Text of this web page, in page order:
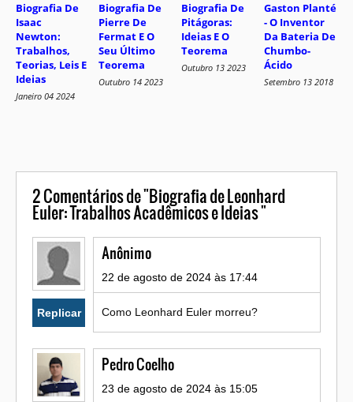
Biografia De
Isaac
Newton:
Trabalhos,
Teorias, Leis E
Ideias
Janeiro 04 2024
Biografia De
Pierre De
Fermat E O
Seu Último
Teorema
Outubro 14 2023
Biografia De
Pitágoras:
Ideias E O
Teorema
Outubro 13 2023
Gaston Planté
- O Inventor
Da Bateria De
Chumbo-
Ácido
Setembro 13 2018
2Comentários de "Biografia de Leonhard
Euler: Trabalhos Acadêmicos e Ideias "
Replicar
Anônimo
22 de agosto de 2024 às 17:44
Como Leonhard Euler morreu?
Pedro Coelho
23 de agosto de 2024 às 15:05